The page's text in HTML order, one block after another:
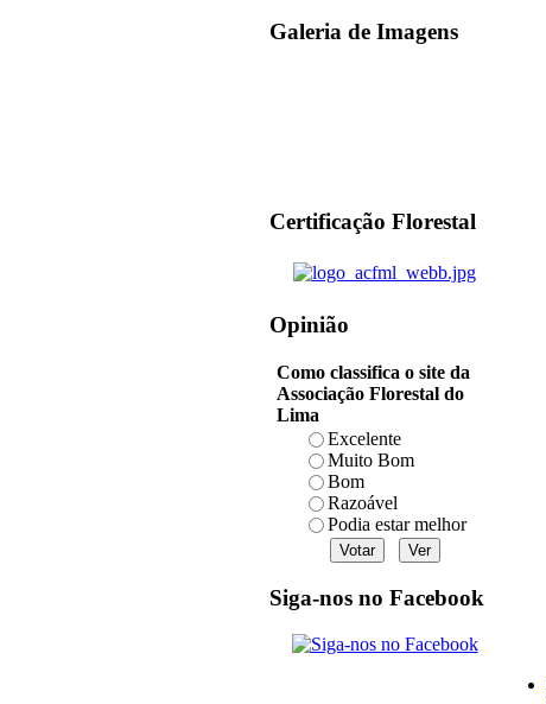
Galeria de Imagens
Certificação Florestal
Opinião
Como classifica o site da
Associação Florestal do
Lima
Excelente
Muito Bom
Bom
Razoável
Podia estar melhor
Siga-nos no Facebook